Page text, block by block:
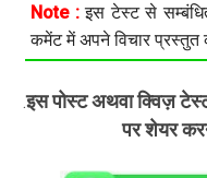
Note :इस टेस्ट से
कमेंट में अपने विचार प्रस्तुत
.इस पोस्ट अथवा क्विज़
पर शेयर